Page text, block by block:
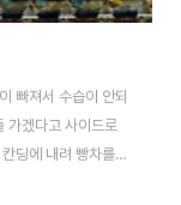
빠져서 수습이 안되
가겠다고 사이드로
딩에 내려 빵차를
波藏家庄) 아침